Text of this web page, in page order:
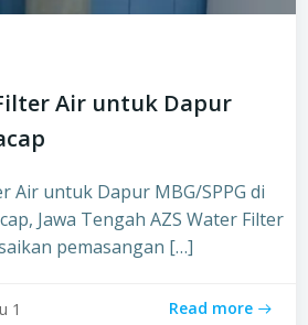
Air untuk Dapur
Air untuk Dapur MBG/SPPG di
Jawa Tengah AZS Water Filter
pemasangan […]
1 Read more